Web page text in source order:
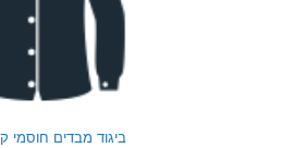
ביגוד מבדים חוסמי קרינת רדיו